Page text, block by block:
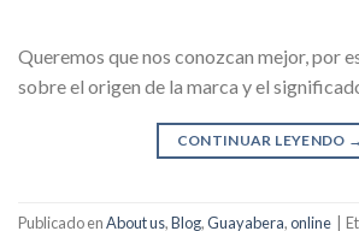
Queremos que nos conozcan mejor, por
sobre el origen de la marca y el
CONTINUAR LEYENDO →
Publicado enAbout us,Blog,Guayabera,online